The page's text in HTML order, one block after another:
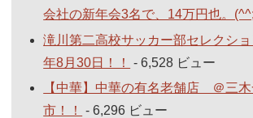
会社の新年会3名で、14万円也。(^^;
滝川第二高校サッカー部セレクシ
年8月30日！！
- 6,528 ビュー
【中華】中華の有名老舗店 ＠三
市！！
- 6,296 ビュー